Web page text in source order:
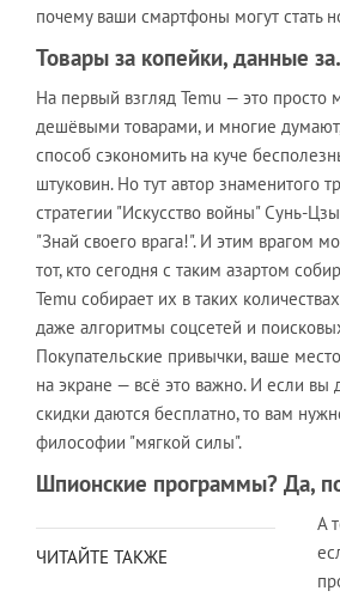
почему ваши смартфоны могут стать
Товары за копейки, данные
На первый взгляд Temu — это просто
дешёвыми товарами, и многие
способ сэкономить на куче
штуковин. Но тут автор знаменитого
стратегии "Искусство войны" Сунь-
"Знай своего врага!". И этим врагом
тот, кто сегодня с таким азартом
Temu собирает их в таких
даже алгоритмы соцсетей и
Покупательские привычки, ваше
на экране — всё это важно. И если вы
скидки даются бесплатно, то вам
философии "мягкой силы".
Шпионские программы? Да,
ЧИТАЙТЕ ТАКЖЕ
А